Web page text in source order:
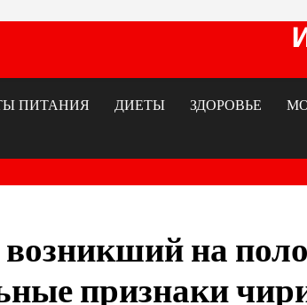
ПИТАНИЯ ДИЕТЫ ЗДОРОВЬЕ
на
признаки